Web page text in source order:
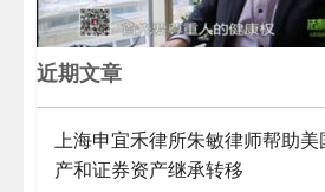
近期文章
上海申宜禾律所朱敏律师帮助
产和证券资产继承转移